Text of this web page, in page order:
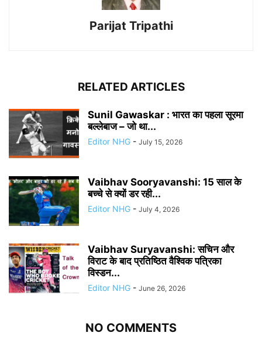
Parijat Tripathi
RELATED ARTICLES
Sunil Gawaskar : भारत का पहला सूरमा
बल्लेबाज – जो था...
Editor NHG - July 15, 2026
Vaibhav Sooryavanshi: 15 साल के
बच्चे से क्यों डर रही...
Editor NHG - July 4, 2026
Vaibhav Suryavanshi: सचिन और
विराट के बाद प्रतिष्ठित वैश्विक पत्रिका
विस्डन...
Editor NHG - June 26, 2026
NO COMMENTS